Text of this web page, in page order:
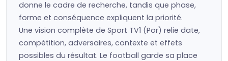
donne le cadre de recherche, tandis que phase,
forme et conséquence expliquent la priorité.
Une vision complète de Sport TV1 (Por) relie date,
compétition, adversaires, contexte et effets
possibles du résultat. Le football garde sa place